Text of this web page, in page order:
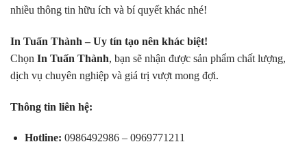
nhiều thông tin hữu ích và bí quyết khác nhé!
In Tuấn Thành – Uy tín tạo nên khác biệt!
Chọn In Tuấn Thành, bạn sẽ nhận được sản phẩm chất lượng,
dịch vụ chuyên nghiệp và giá trị vượt mong đợi.
Thông tin liên hệ:
Hotline: 0986492986 – 0969771211